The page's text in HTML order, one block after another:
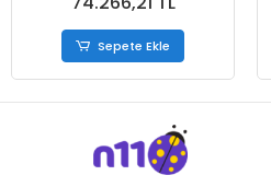
Sepete Ekle